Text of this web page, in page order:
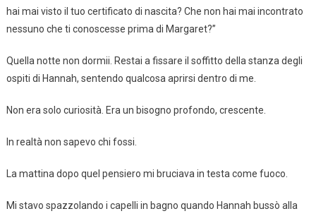
hai mai visto il tuo certificato di nascita? Che non hai mai incontrato
nessuno che ti conoscesse prima di Margaret?”
Quella notte non dormii. Restai a fissare il soffitto della stanza degli
ospiti di Hannah, sentendo qualcosa aprirsi dentro di me.
Non era solo curiosità. Era un bisogno profondo, crescente.
In realtà non sapevo chi fossi.
La mattina dopo quel pensiero mi bruciava in testa come fuoco.
Mi stavo spazzolando i capelli in bagno quando Hannah bussò alla